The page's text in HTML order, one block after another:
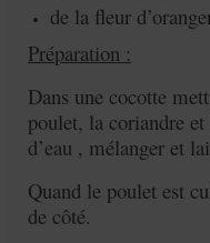
de la fleur
Préparation :
Dans une cocotte
poulet, la coriandre
d’eau , mélanger et
Quand le poulet est
de côté.